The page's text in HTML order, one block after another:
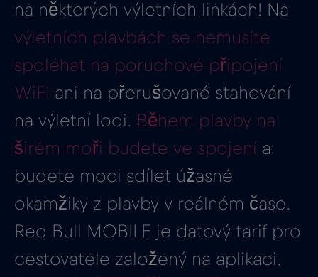
na některých výletních linkách! Na
výletních plavbách se nemusíte
spoléhat na poruchové připojení
WiFI ani na přerušované stahování
na výletní lodi. Během plavby na
širém moři budete ve spojení a
budete moci sdílet úžasné
okamžiky z plavby v reálném čase.
Red Bull MOBILE je datový tarif pro
cestovatele založený na aplikaci.